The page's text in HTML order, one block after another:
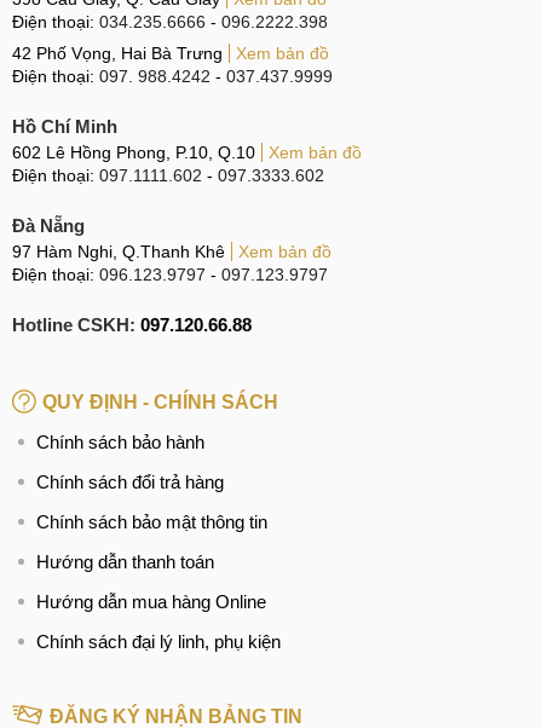
Điện thoại: 034.235.6666 - 096.2222.398
42 Phố Vọng, Hai Bà Trưng
Xem bản đồ
Điện thoại: 097. 988.4242 - 037.437.9999
Hồ Chí Minh
602 Lê Hồng Phong, P.10, Q.10
Xem bản đồ
Điện thoại: 097.1111.602 - 097.3333.602
Đà Nẵng
97 Hàm Nghi, Q.Thanh Khê
Xem bản đồ
Điện thoại: 096.123.9797 - 097.123.9797
Hotline CSKH: 097.120.66.88
QUY ĐỊNH - CHÍNH SÁCH
Chính sách bảo hành
Chính sách đổi trả hàng
Chính sách bảo mật thông tin
Hướng dẫn thanh toán
Hướng dẫn mua hàng Online
Chính sách đại lý linh, phụ kiện
ĐĂNG KÝ NHẬN BẢNG TIN